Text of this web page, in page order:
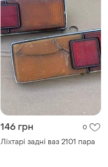
146 грн 0
Ліхтарі задні ваз 2101 пара